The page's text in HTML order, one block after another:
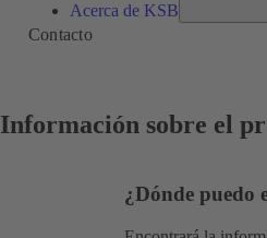
Acerca de KSB
Contacto
Información sobre el
¿Dónde puedo